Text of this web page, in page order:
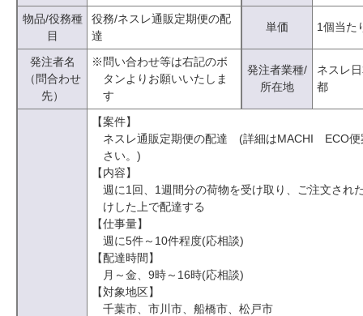
物品/役務種
目
役務/ネスレ通販定期便の配
達
単価 1個当た
発注者名
（問合わせ
先）
※問い合わせ等は右記のボ
タンよりお願いいたしま
す
発注者業種/
所在地
ネスレ
都
【案件】
ネスレ通販定期便の配達 (詳細はMACHI ECO便
さい。)
【内容】
週に1回、1週間分の荷物を受け取り、ご注文され
けした上で配達する
【仕事量】
週に5件～10件程度(応相談)
【配達時間】
月～金、9時～16時(応相談)
【対象地区】
千葉市、市川市、船橋市、松戸市